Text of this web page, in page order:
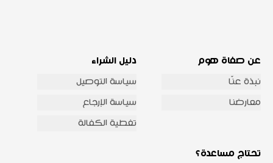
عن صفاة هوم
نبذة عنّا
معارضنا
دليل الشراء
سياسة التوصيل
سياسة الإرجاع
تغطية الكفالة
تحتاج مساعدة؟